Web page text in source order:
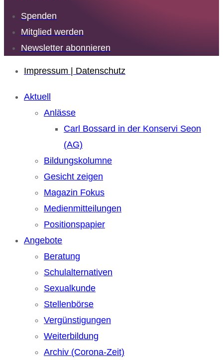
Spenden
Mitglied werden
Newsletter abonnieren
Impressum | Datenschutz
Aktuell
Anlässe
Carl Bossard in der Konservi Seon
(AG)
Bildungskolumne
Gesicht zeigen
Magazin Fokus
Medienmitteilungen
Positionspapier
Angebote
Beratung
Schulalternativen
Sexualkunde
Stellenbörse
Vergünstigungen
Weiterbildung
Archiv (Corona-Zeit)